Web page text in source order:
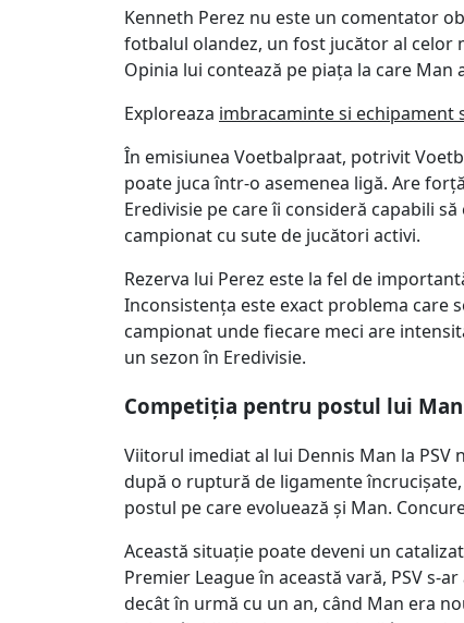
Kenneth Perez nu este un comentator
fotbalul olandez, un fost jucător al celor
Opinia lui contează pe piața la care Man
Exploreaza imbracaminte si echipament
În emisiunea Voetbalpraat, potrivit
poate juca într-o asemenea ligă. Are
Eredivisie pe care îi consideră capabili
campionat cu sute de jucători activi.
Rezerva lui Perez este la fel de
Inconsistența este exact problema care
campionat unde fiecare meci are
un sezon în Eredivisie.
Competiția pentru postul lui Man
Viitorul imediat al lui Dennis Man la
după o ruptură de ligamente
postul pe care evoluează și Man.
Această situație poate deveni un
Premier League în această vară, PSV
decât în urmă cu un an, când Man era